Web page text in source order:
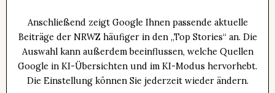
Anschließend zeigt Google Ihnen passende aktuelle
Beiträge der NRWZ häufiger in den „Top Stories“ an. Die
Auswahl kann außerdem beeinflussen, welche Quellen
Google in KI-Übersichten und im KI-Modus hervorhebt.
Die Einstellung können Sie jederzeit wieder ändern.